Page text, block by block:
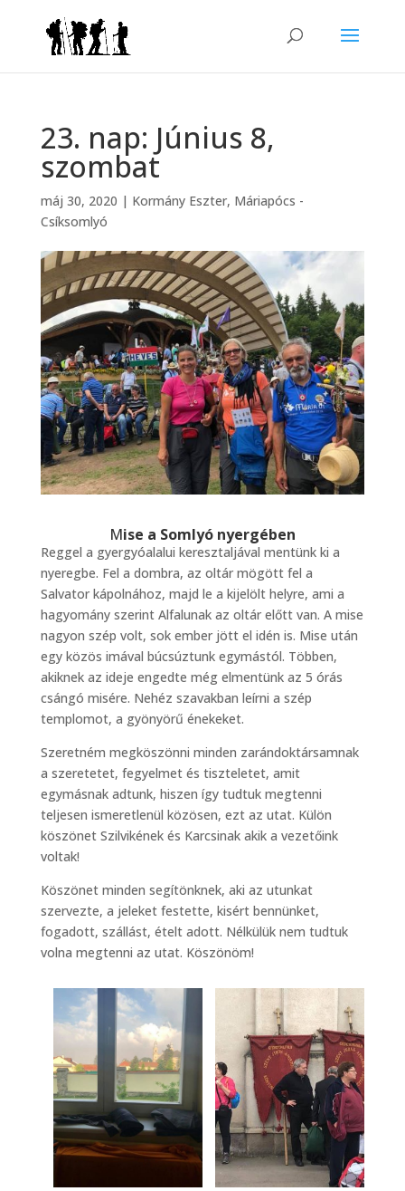
23. nap: Június 8,
szombat
máj 30, 2020 | Kormány Eszter, Máriapócs -
Csíksomlyó
Mise a Somlyó nyergében
Reggel a gyergyóalalui keresztaljával mentünk ki a
nyeregbe. Fel a dombra, az oltár mögött fel a
Salvator kápolnához, majd le a kijelölt helyre, ami a
hagyomány szerint Alfalunak az oltár előtt van. A mise
nagyon szép volt, sok ember jött el idén is. Mise után
egy közös imával búcsúztunk egymástól. Többen,
akiknek az ideje engedte még elmentünk az 5 órás
csángó misére. Nehéz szavakban leírni a szép
templomot, a gyönyörű énekeket.
Szeretném megköszönni minden zarándoktársamnak
a szeretetet, fegyelmet és tiszteletet, amit
egymásnak adtunk, hiszen így tudtuk megtenni
teljesen ismeretlenül közösen, ezt az utat. Külön
köszönet Szilvikének és Karcsinak akik a vezetőink
voltak!
Köszönet minden segítönknek, aki az utunkat
szervezte, a jeleket festette, kisért bennünket,
fogadott, szállást, ételt adott. Nélkülük nem tudtuk
volna megtenni az utat. Köszönöm!